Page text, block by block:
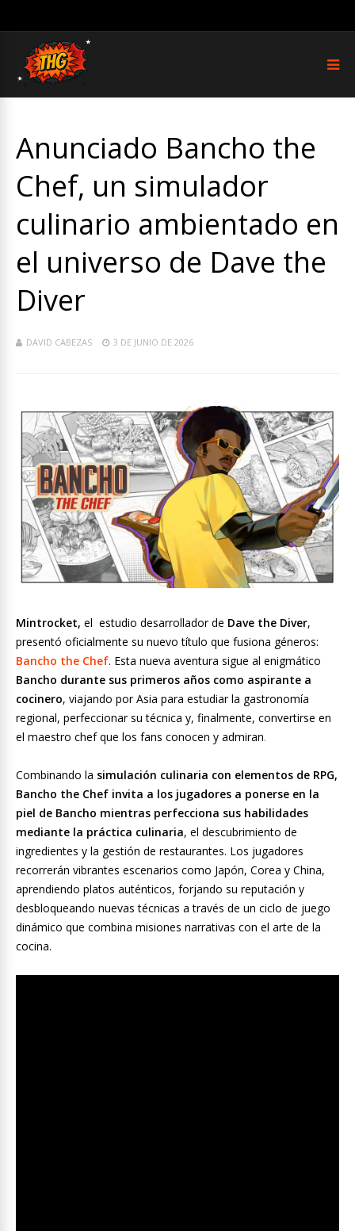
Anunciado Bancho the
Chef, un simulador
culinario ambientado en
el universo de Dave the
Diver
DAVID CABEZAS 3 DE JUNIO DE 2026
Mintrocket, el estudio desarrollador de Dave the Diver,
presentó oficialmente su nuevo título que fusiona géneros:
Bancho the Chef. Esta nueva aventura sigue al enigmático
Bancho durante sus primeros años como aspirante a
cocinero, viajando por Asia para estudiar la gastronomía
regional, perfeccionar su técnica y, finalmente, convertirse en
el maestro chef que los fans conocen y admiran.
Combinando la simulación culinaria con elementos de RPG,
Bancho the Chef invita a los jugadores a ponerse en la
piel de Bancho mientras perfecciona sus habilidades
mediante la práctica culinaria, el descubrimiento de
ingredientes y la gestión de restaurantes. Los jugadores
recorrerán vibrantes escenarios como Japón, Corea y China,
aprendiendo platos auténticos, forjando su reputación y
desbloqueando nuevas técnicas a través de un ciclo de juego
dinámico que combina misiones narrativas con el arte de la
cocina.